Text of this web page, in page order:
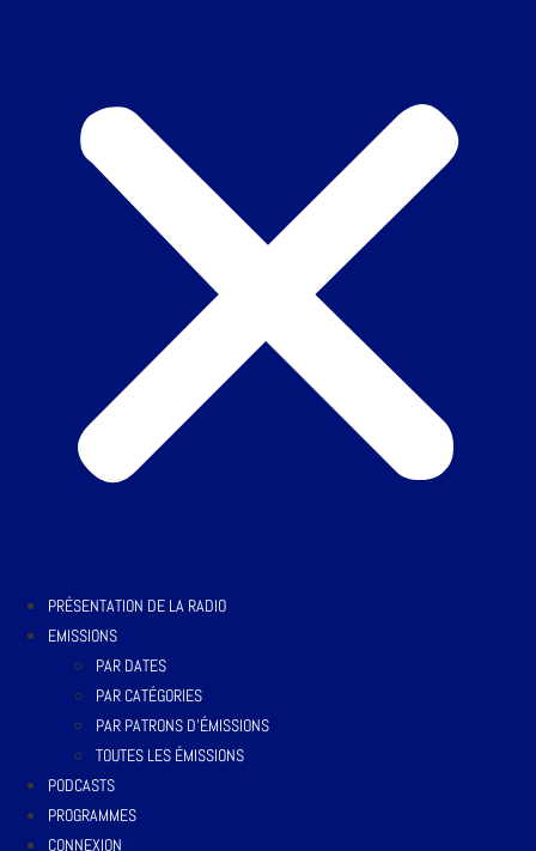
PRÉSENTATION DE LA RADIO
EMISSIONS
PAR DATES
PAR CATÉGORIES
PAR PATRONS D’ÉMISSIONS
TOUTES LES ÉMISSIONS
PODCASTS
PROGRAMMES
CONNEXION